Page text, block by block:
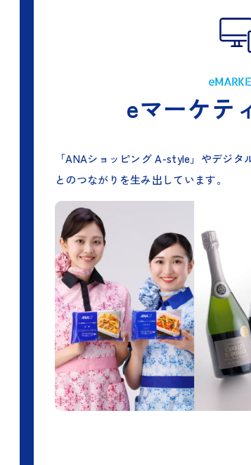
eマーケテ
「ANAショッピング A-style」やデジ
とのつながりを生み出しています。